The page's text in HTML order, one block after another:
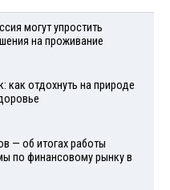
могут упростить
на проживание
как отдохнуть на природе
— об итогах работы
по финансовому рынку в